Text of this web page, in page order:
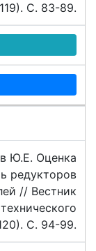
C. 83-89.
Ю.Е. Оценка
редукторов
// Вестник
C. 94-99.